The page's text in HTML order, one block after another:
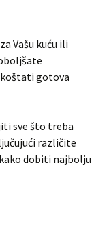
Vašu kuću ili
koštati gotova
sve što treba
različite
dobiti najbolju